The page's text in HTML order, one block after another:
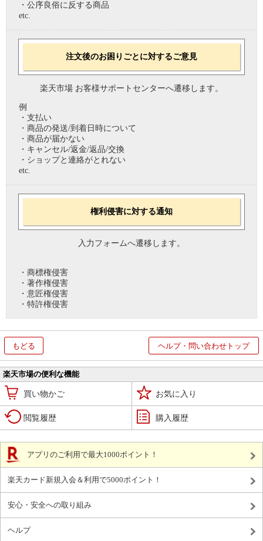
・公序良俗に反する商品
etc.
注文後のお困りごとに対するご意見
楽天市場 お客様サポートセンターへ遷移します。
例
・支払い
・商品の発送/到着日時について
・商品が届かない
・キャンセル/返金/返品/交換
・ショップと連絡がとれない
etc.
権利侵害に対する通知
入力フォームへ遷移します。
・商標権侵害
・著作権侵害
・意匠権侵害
・特許権侵害
もどる ヘルプ・問い合わせトップ
楽天市場の便利な機能
買い物かご お気に入り
閲覧履歴 購入履歴
アプリのご利用で最大1000ポイント！
楽天カード新規入会＆利用で5000ポイント！
安心・安全への取り組み
ヘルプ